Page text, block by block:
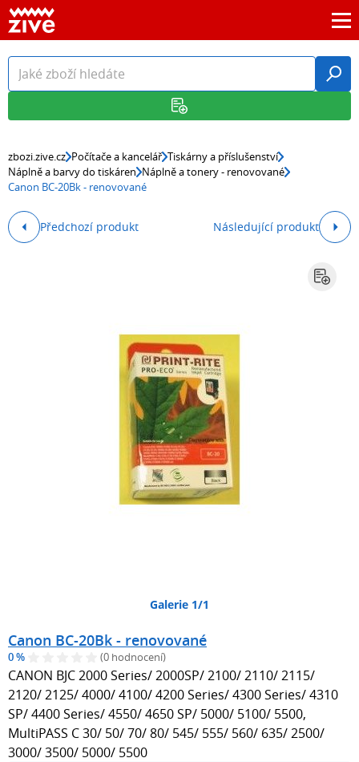
zbozi.zive.cz Počítače a kancelář Tiskárny a příslušenství
Náplně a barvy do tiskáren Náplně a tonery - renovované
Canon BC-20Bk - renovované
Předchozí produkt Následující produkt
Galerie 1/1
Canon BC-20Bk - renovované
0 % (0 hodnocení)
CANON BJC 2000 Series/ 2000SP/ 2100/ 2110/ 2115/
2120/ 2125/ 4000/ 4100/ 4200 Series/ 4300 Series/ 4310
SP/ 4400 Series/ 4550/ 4650 SP/ 5000/ 5100/ 5500,
MultiPASS C 30/ 50/ 70/ 80/ 545/ 555/ 560/ 635/ 2500/
3000/ 3500/ 5000/ 5500